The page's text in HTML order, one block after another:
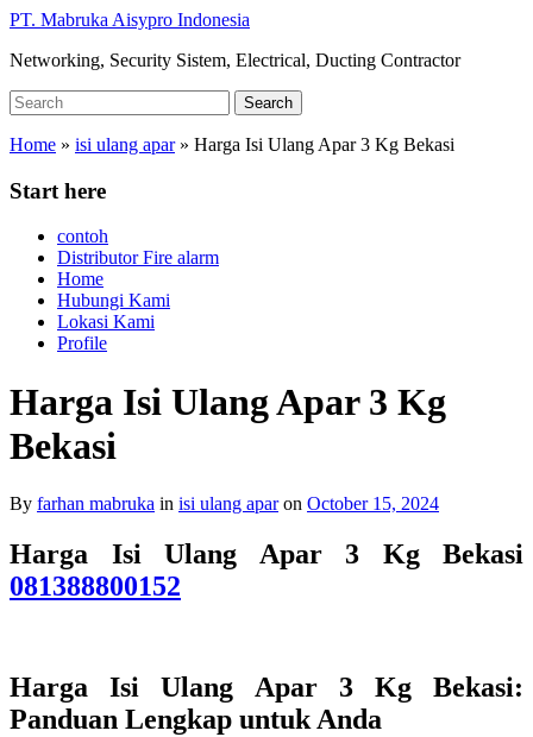
Skip
main
PT. Mabruka Aisypro Indonesia
Networking, Security Sistem, Electrical, Ducting Contractor
Search
for:
Search
Home » isi ulang apar» Harga Isi Ulang Apar 3 Kg Bekasi
Start here
contoh
Distributor Fire alarm
Home
Hubungi Kami
Lokasi Kami
Profile
Harga Isi Ulang Apar 3 Kg
Bekasi
By farhan mabruka in isi ulang aparon October 15, 2024
Harga Isi Ulang Apar 3 Kg Bekasi
081388800152
Harga Isi Ulang Apar 3 Kg Bekasi:
Panduan Lengkap untuk Anda